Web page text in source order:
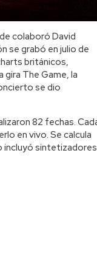
colaboró David
se grabó en julio de
británicos,
The Game, la
se dio
82 fechas.
en vivo. Se calcula
incluyó